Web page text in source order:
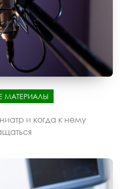
МАТЕРИАЛЫ
и когда к нему